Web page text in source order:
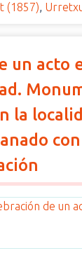
(1857),
un acto
la